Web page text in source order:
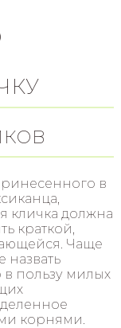
в
кличка должна
краткой,
Чаще
назвать
в пользу милых
корнями.